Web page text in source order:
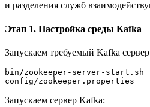
и разделения служб
Этап 1. Настройка среды Kafka
Запускаем требуемый Kafka
bin/zookeeper-server-start.sh
config/zookeeper.properties
Запускаем сервер Kafka: